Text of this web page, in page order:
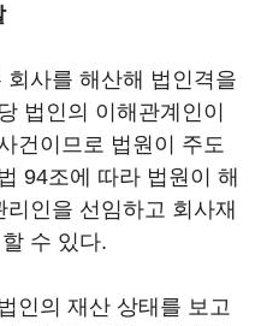
사를 해산해 법인격을
법인의 이해관계인이
건이므로 법원이 주도
94조에 따라 법원이 해
인을 선임하고 회사재
수 있다.
인의 재산 상태를 보고